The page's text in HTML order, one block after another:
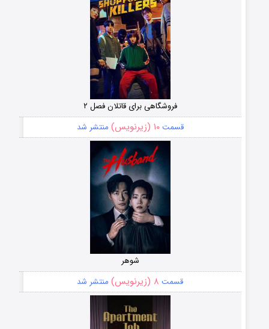
فروشگاهی برای قاتلان فصل ۲
قسمت۱۰ (زیرنویس) منتشر شد
شوهر
قسمت ۸ (زیرنویس) منتشر شد